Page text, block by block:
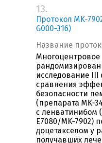
13.
Протокол MK-
G000-316)
Название
Многоцентровое
исследование III
сравнения
безопасности
(препарата MK-
с ленватинибом
E7080/MK-7902)
доцетакселом у
получавших